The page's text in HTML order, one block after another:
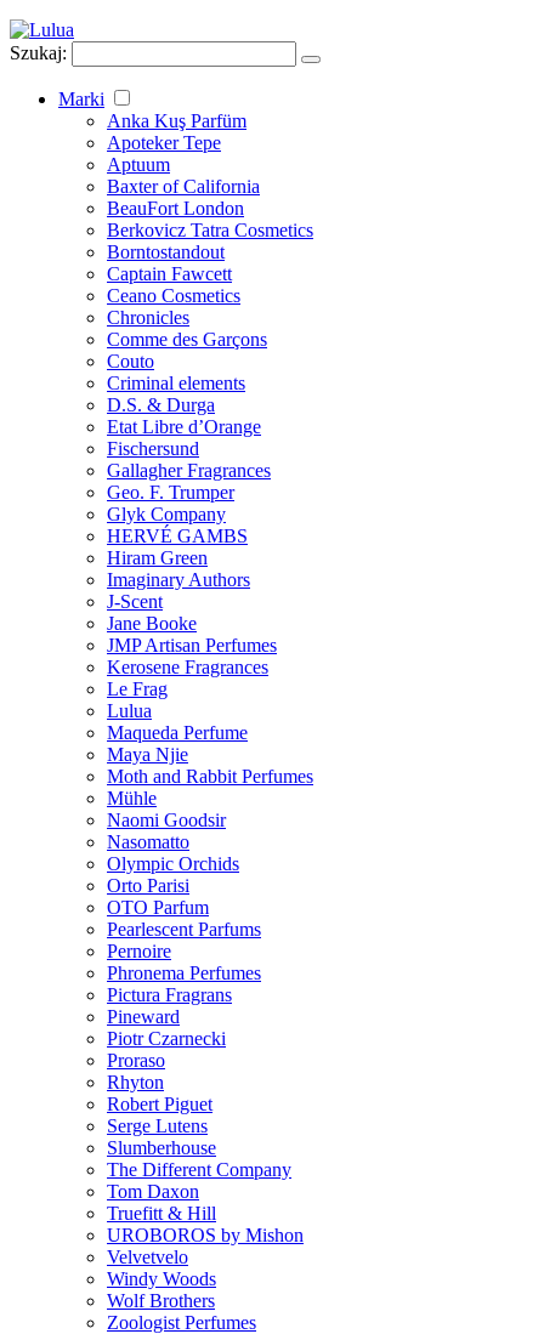
Szukaj:
Marki
Anka Kuş Parfüm
Apoteker Tepe
Aptuum
Baxter of California
BeauFort London
Berkovicz Tatra Cosmetics
Borntostandout
Captain Fawcett
Ceano Cosmetics
Chronicles
Comme des Garçons
Couto
Criminal elements
D.S. & Durga
Etat Libre d’Orange
Fischersund
Gallagher Fragrances
Geo. F. Trumper
Glyk Company
HERVÉ GAMBS
Hiram Green
Imaginary Authors
J-Scent
Jane Booke
JMP Artisan Perfumes
Kerosene Fragrances
Le Frag
Lulua
Maqueda Perfume
Maya Njie
Moth and Rabbit Perfumes
Mühle
Naomi Goodsir
Nasomatto
Olympic Orchids
Orto Parisi
OTO Parfum
Pearlescent Parfums
Pernoire
Phronema Perfumes
Pictura Fragrans
Pineward
Piotr Czarnecki
Proraso
Rhyton
Robert Piguet
Serge Lutens
Slumberhouse
The Different Company
Tom Daxon
Truefitt & Hill
UROBOROS by Mishon
Velvetvelo
Windy Woods
Wolf Brothers
Zoologist Perfumes